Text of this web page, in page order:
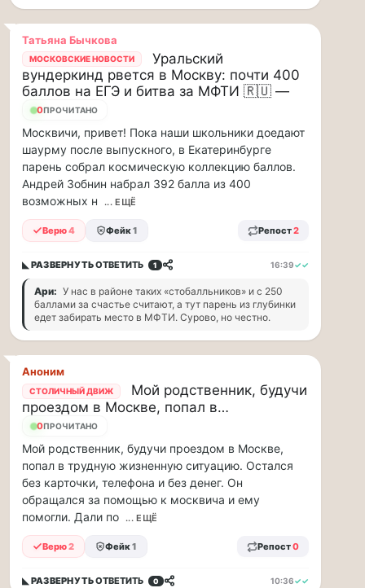
людей
с
сердечно-
сосудистыми
заболеваниями
жара
—
это
дополнительная
нагрузка
на
ВСК
выплатила
производителю
упаковки
88
млн
рублей
в…
ВСК
выплатила
производителю
упаковки
88
млн
рублей
в
связи
с
повреждением
Татьяна Бычкова
МОСКОВСКИЕ НОВОСТИ
Уральский
вундеркинд рвется в Москву: почти 400
баллов на ЕГЭ и битва за МФТИ 🇷🇺 —
0ПРОЧИТАНО
Москвичи, привет! Пока наши школьники доедают
шаурму после выпускного, в Екатеринбурге
парень собрал космическую коллекцию баллов.
Андрей Зобнин набрал 392 балла из 400
возможных н
... ЕЩЁ
Верю4 Фейк1 Репост2
◣ РАЗВЕРНУТЬОТВЕТИТЬ 1 16:39✓✓
Ари: У нас в районе таких «стобалльников» и с 250
баллами за счастье считают, а тут парень из глубинки
едет забирать место в МФТИ. Сурово, но честно.
Аноним
СТОЛИЧНЫЙ ДВИЖ
Мой родственник, будучи
проездом в Москве, попал в…
0ПРОЧИТАНО
Мой родственник, будучи проездом в Москве,
попал в трудную жизненную ситуацию. Остался
без карточки, телефона и без денег. Он
обращался за помощью к москвича и ему
помогли. Дали по ... ЕЩЁ
Верю2 Фейк1 Репост0
◣ РАЗВЕРНУТЬОТВЕТИТЬ 0 10:36✓✓